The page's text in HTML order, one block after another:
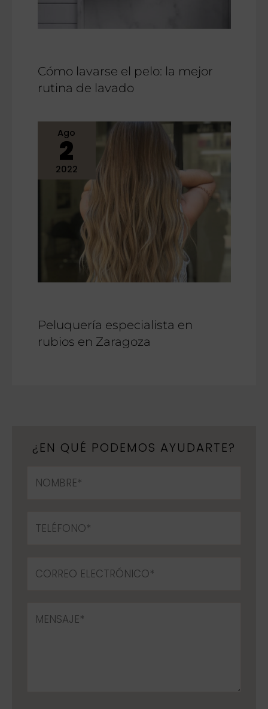
Cómo lavarse el pelo: la mejor
rutina de lavado
Ago
2
2022
Peluquería especialista en
rubios en Zaragoza
¿EN QUÉ PODEMOS AYUDARTE?